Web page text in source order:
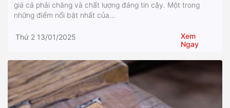
giá cả phải chăng và chất lượng đáng tin cậy. Một trong
những điểm nổi bật nhất của...
Thứ 2 13/01/2025
Xem
Ngay